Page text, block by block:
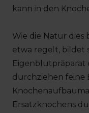
kann in den
Wie die Natur dies
etwa regelt, bildet
Eigenblutpräparat
durchziehen feine
Ersatzknochens